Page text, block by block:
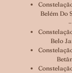
Belém Do
Belo